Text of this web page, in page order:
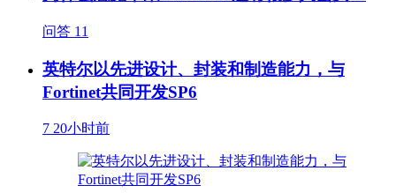
问答 11
英特尔以先进设计、封装和制造能力，与
Fortinet共同开发SP6
7 20小时前